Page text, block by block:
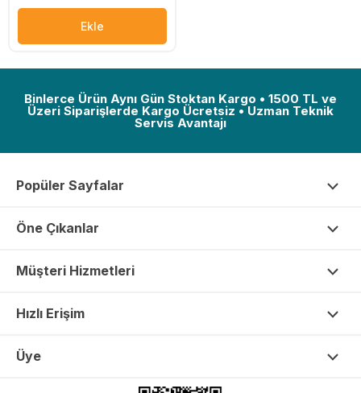
Ekle
Binlerce Ürün Aynı Gün Stoktan Kargo • 1500 TL ve
Üzeri Siparişlerde Kargo Ücretsiz • Uzman Teknik
Servis Avantajı
Popüler Sayfalar
Öne Çıkanlar
Müşteri Hizmetleri
Hızlı Erişim
Üye